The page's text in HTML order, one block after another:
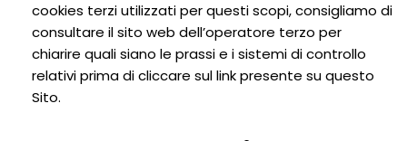
cookies terzi utilizzati per questi scopi, consigliamo di
consultare il sito web dell’operatore terzo per
chiarire quali siano le prassi e i sistemi di controllo
relativi prima di cliccare sul link presente su questo
Sito.